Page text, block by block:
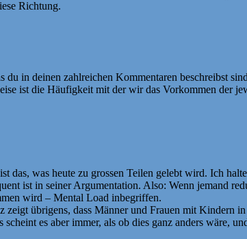
Richtung.
du in deinen zahlreichen Kommentaren beschreibst
ist die Häufigkeit mit der wir das Vorkommen der
das, was heute zu grossen Teilen gelebt wird. Ich
ist in seiner Argumentation. Also: Wenn jemand
wird – Mental Load inbegriffen.
übrigens, dass Männer und Frauen mit Kindern
es aber immer, als ob dies ganz anders wäre,